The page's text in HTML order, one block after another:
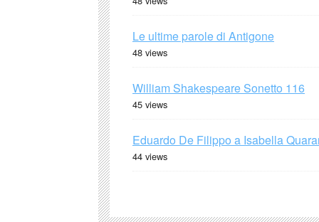
Le ultime parole di Antigone
48 views
William Shakespeare Sonetto 116
45 views
Eduardo De Filippo a Isabella
44 views